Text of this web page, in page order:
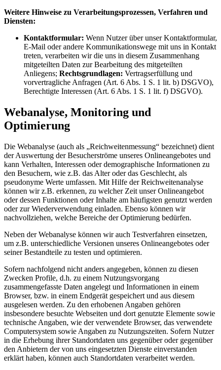
Weitere Hinweise zu Verarbeitungsprozessen, Verfahren und
Diensten:
Kontaktformular: Wenn Nutzer über unser Kontaktformular,
E-Mail oder andere Kommunikationswege mit uns in Kontakt
treten, verarbeiten wir die uns in diesem Zusammenhang
mitgeteilten Daten zur Bearbeitung des mitgeteilten
Anliegens; Rechtsgrundlagen: Vertragserfüllung und
vorvertragliche Anfragen (Art. 6 Abs. 1 S. 1 lit. b) DSGVO),
Berechtigte Interessen (Art. 6 Abs. 1 S. 1 lit. f) DSGVO).
Webanalyse, Monitoring und
Optimierung
Die Webanalyse (auch als „Reichweitenmessung“ bezeichnet) dient
der Auswertung der Besucherströme unseres Onlineangebotes und
kann Verhalten, Interessen oder demographische Informationen zu
den Besuchern, wie z.B. das Alter oder das Geschlecht, als
pseudonyme Werte umfassen. Mit Hilfe der Reichweitenanalyse
können wir z.B. erkennen, zu welcher Zeit unser Onlineangebot
oder dessen Funktionen oder Inhalte am häufigsten genutzt werden
oder zur Wiederverwendung einladen. Ebenso können wir
nachvollziehen, welche Bereiche der Optimierung bedürfen.
Neben der Webanalyse können wir auch Testverfahren einsetzen,
um z.B. unterschiedliche Versionen unseres Onlineangebotes oder
seiner Bestandteile zu testen und optimieren.
Sofern nachfolgend nicht anders angegeben, können zu diesen
Zwecken Profile, d.h. zu einem Nutzungsvorgang
zusammengefasste Daten angelegt und Informationen in einem
Browser, bzw. in einem Endgerät gespeichert und aus diesem
ausgelesen werden. Zu den erhobenen Angaben gehören
insbesondere besuchte Webseiten und dort genutzte Elemente sowie
technische Angaben, wie der verwendete Browser, das verwendete
Computersystem sowie Angaben zu Nutzungszeiten. Sofern Nutzer
in die Erhebung ihrer Standortdaten uns gegenüber oder gegenüber
den Anbietern der von uns eingesetzten Dienste einverstanden
erklärt haben, können auch Standortdaten verarbeitet werden.